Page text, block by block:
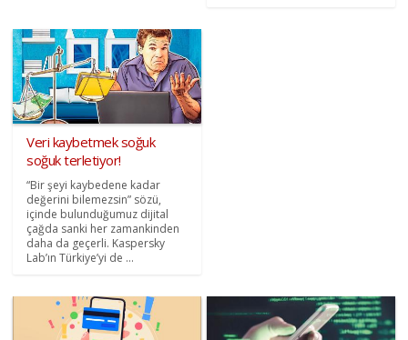
Veri kaybetmek soğuk
soğuk terletiyor!
“Bir şeyi kaybedene kadar
değerini bilemezsin” sözü,
içinde bulunduğumuz dijital
çağda sanki her zamankinden
daha da geçerli. Kaspersky
Lab’ın Türkiye’yi de ...